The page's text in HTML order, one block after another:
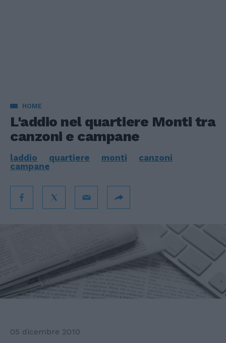
HOME
L'addio nel quartiere Monti tra
canzoni e campane
laddio quartiere monti
canzoni
campane
05 dicembre 2010